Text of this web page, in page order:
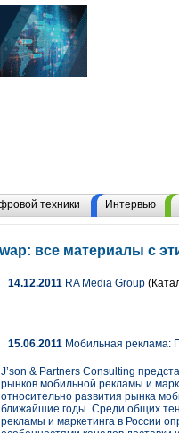
техники Интервью
wap: все материалы с
14.12.2011 RA Media Group
15.06.2011 Мобильная реклама:
J’son & Partners Consulting
рынков мобильной рекламы и
относительно развития рынка
ближайшие годы. Среди общих
рекламы и маркетинга в России